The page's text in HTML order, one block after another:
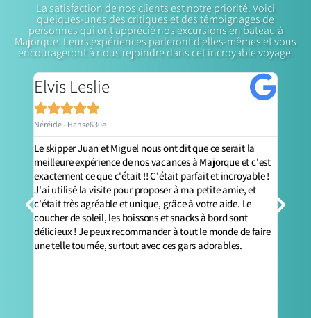
La satisfaction de nos clients est notre priorité. Voici
quelques-unes des critiques et des témoignages de
personnes qui ont apprécié nos excursions en bateau à
Majorque. Leurs expériences parleront d'elles-mêmes et vous
encourageront à nous rejoindre dans cet incroyable voyage.
Elvis Leslie

Néréide - Hanse630e
Le skipper Juan et Miguel nous ont dit que ce serait la
meilleure expérience de nos vacances à Majorque et c'est
exactement ce que c'était !! C'était parfait et incroyable !
J'ai utilisé la visite pour proposer à ma petite amie, et
c'était très agréable et unique, grâce à votre aide. Le
coucher de soleil, les boissons et snacks à bord sont
délicieux ! Je peux recommander à tout le monde de faire
une telle tournée, surtout avec ces gars adorables.